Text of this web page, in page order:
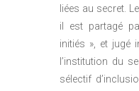
liées au secret.
il est partagé
initiés », et jugé
l’institution du
sélectif